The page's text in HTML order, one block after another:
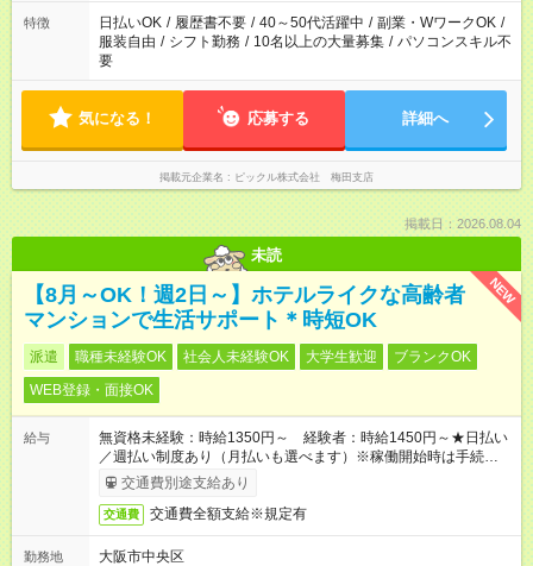
特徴 日払いOK / 履歴書不要 / 40～50代活躍中 / 副業・WワークOK /
服装自由 / シフト勤務 / 10名以上の大量募集 / パソコンスキル不
要
気になる！ 応募する 詳細へ
掲載元企業名 ピックル株式会社 梅田支店
掲載日：2026.08.04
未読
NEW
【8月～OK！週2日～】ホテルライクな高齢者
マンションで生活サポート＊時短OK
派遣 職種未経験OK 社会人未経験OK 大学生歓迎
ブランクOK
WEB登録・面接OK
給与
無資格未経験：時給1350円～ 経験者：時給1450円～★日払い
／週払い制度あり（月払いも選べます）※稼働開始時は手続き完
了次第のお支払いとなります。
交通費別途支給あり
交通費 交通費全額支給※規定有
勤務地
大阪市中央区